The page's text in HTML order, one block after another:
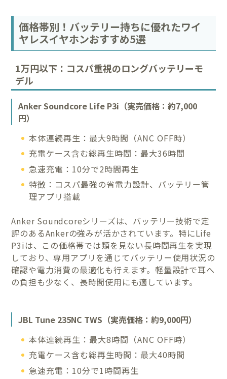
価格帯別！バッテリー持ちに優れたワイ
ヤレスイヤホンおすすめ5選
1万円以下：コスパ重視のロングバッテリーモ
デル
Anker Soundcore Life P3i（実売価格：約7,000
円）
本体連続再生：最大9時間（ANC OFF時）
充電ケース含む総再生時間：最大36時間
急速充電：10分で2時間再生
特徴：コスパ最強の省電力設計、バッテリー管
理アプリ搭載
Anker Soundcoreシリーズは、バッテリー技術で定
評のあるAnkerの強みが活かされています。特にLife
P3iは、この価格帯では類を見ない長時間再生を実現
しており、専用アプリを通じてバッテリー使用状況の
確認や電力消費の最適化も行えます。軽量設計で耳へ
の負担も少なく、長時間使用にも適しています。
JBL Tune 235NC TWS（実売価格：約9,000円）
本体連続再生：最大8時間（ANC OFF時）
充電ケース含む総再生時間：最大40時間
急速充電：10分で1時間再生